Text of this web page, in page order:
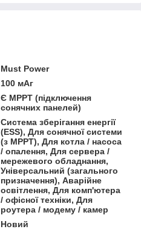
Must Power
100 мАг
Є MPPT (підключення
сонячних панелей)
Система зберігання енергії
(ESS), Для сонячної системи
(з MPPT), Для котла / насоса
/ опалення, Для сервера /
мережевого обладнання,
Універсальний (загального
призначення), Аварійне
освітлення, Для комп'ютера
/ офісної техніки, Для
роутера / модему / камер
Новий